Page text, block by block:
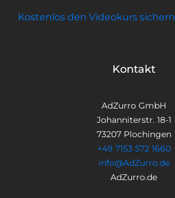
Kostenlos den Videokurs sichern
Kontakt
AdZurro GmbH
Johanniterstr. 18-1
73207 Plochingen
+49 7153 572 1660
info@AdZurro.de
AdZurro.de